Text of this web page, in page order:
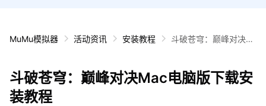
MuMu模拟器 活动资讯 安装教程
斗破苍穹：巅峰对决M
斗破苍穹：巅峰对决Mac电脑版下载安
装教程